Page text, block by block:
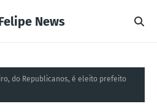
News
do Republicanos, é eleito prefeito